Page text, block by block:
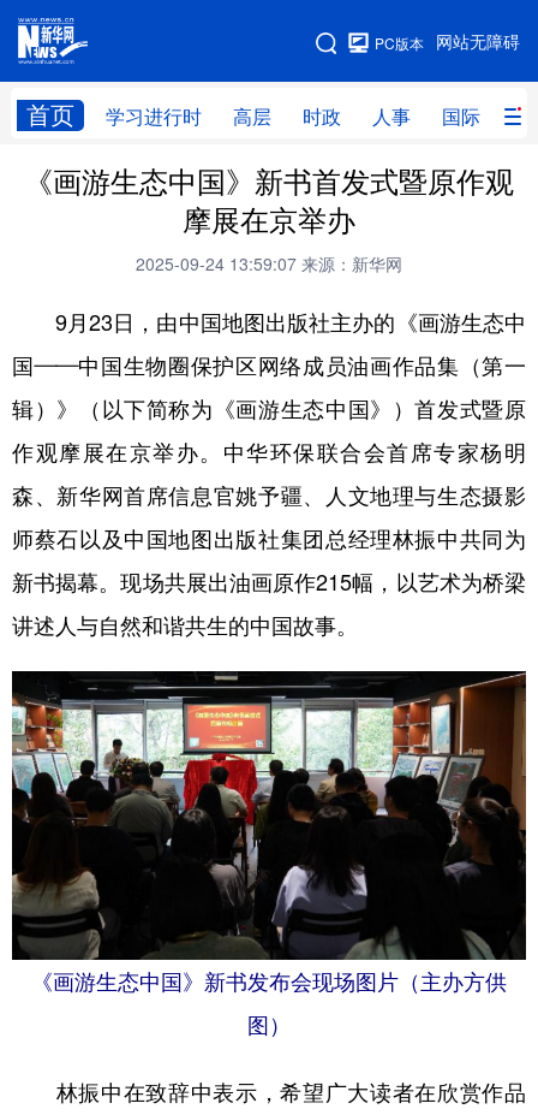
网站无障碍
PC版本
首页 学习进行时 高层 时政 人事 国际 财
网站地图
学习进行时 高层 时政 人事
财经 网评
科技 科创 量子 体育
书画 健康 军事
法律 中央文件 金融 汽车
食品 人居 信息化 数字经济
学术中国 乡村振兴 银龄 溯源中国
城市 旅游 能源
彩票 娱乐 时尚 悦读
公益 一带一路 亚太网 上市公司
文化产业
地方频道
北京 天津 河北 山西
辽宁 吉林 上海 江苏
山东 河南 湖北 湖南
《画游生态中国》新书首发式暨原作观
摩展在京举办
2025-09-24 13:59:07 来源：新华网
9月23日，由中国地图出版社主办的《画游生态中
国——中国生物圈保护区网络成员油画作品集（第一
辑）》（以下简称为《画游生态中国》）首发式暨原
作观摩展在京举办。中华环保联合会首席专家杨明
森、新华网首席信息官姚予疆、人文地理与生态摄影
师蔡石以及中国地图出版社集团总经理林振中共同为
新书揭幕。现场共展出油画原作215幅，以艺术为桥梁
讲述人与自然和谐共生的中国故事。
《画游生态中国》新书发布会现场图片（主办方供
图）
林振中在致辞中表示，希望广大读者在欣赏作品